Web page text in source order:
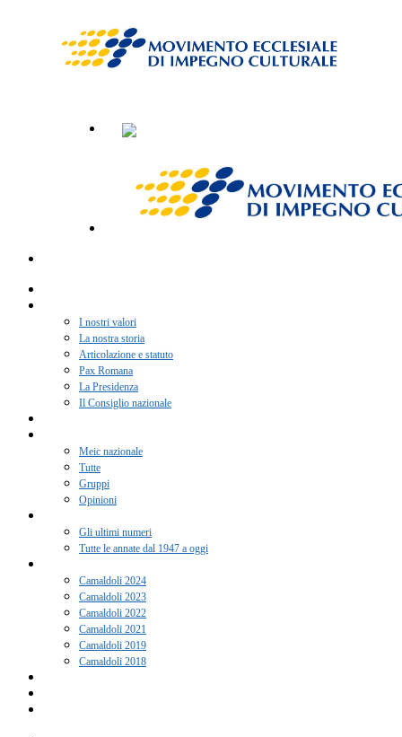
I nostri valori
La nostra storia
Articolazione e statuto
Pax Romana
La Presidenza
Il Consiglio nazionale
Meic nazionale
Tutte
Gruppi
Opinioni
Gli ultimi numeri
Tutte le annate dal 1947 a oggi
Camaldoli 2024
Camaldoli 2023
Camaldoli 2022
Camaldoli 2021
Camaldoli 2019
Camaldoli 2018